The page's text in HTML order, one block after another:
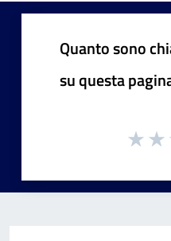
Quanto sono
su questa